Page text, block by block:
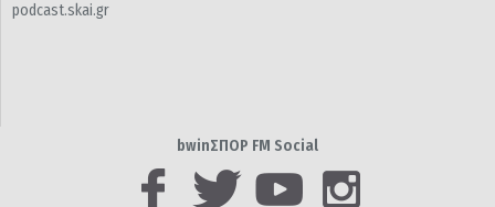
podcast.skai.gr
bwinΣΠΟΡ FM Social